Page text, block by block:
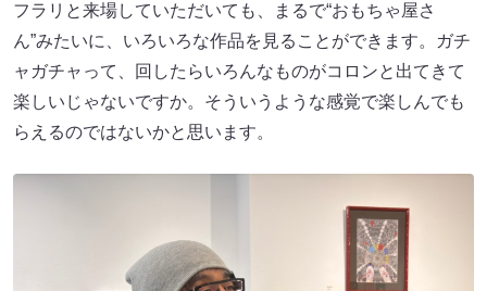
フラリと来場していただいても、まるで“おもちゃ屋さ
ん”みたいに、いろいろな作品を見ることができます。ガチ
ャガチャって、回したらいろんなものがコロンと出てきて
楽しいじゃないですか。そういうような感覚で楽しんでも
らえるのではないかと思います。